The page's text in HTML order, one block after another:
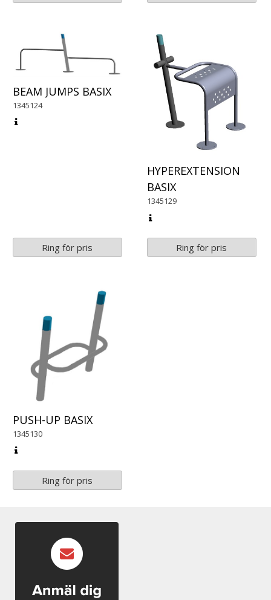
BEAM JUMPS BASIX
1345124
Ring för pris
HYPEREXTENSION
BASIX
1345129
Ring för pris
PUSH-UP BASIX
1345130
Ring för pris